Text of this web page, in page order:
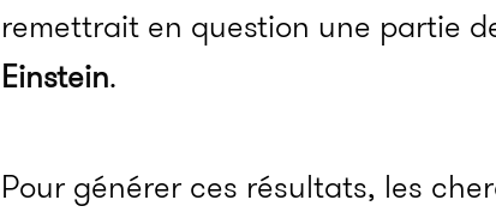
remettrait en question une partie
Einstein.
Pour générer ces résultats, les